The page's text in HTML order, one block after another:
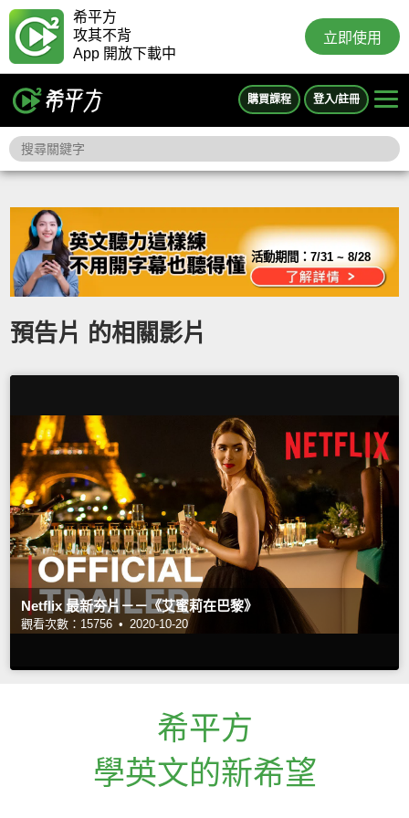
希平方
攻其不背
App 開放下載中
立即使用
購買課程 登入/註冊
活動期間：7/31 ~ 8/28
預告片 的相關影片
Netflix 最新夯片－－《艾蜜莉在巴黎》
觀看次數：15756 • 2020-10-20
希平方
學英文的新希望